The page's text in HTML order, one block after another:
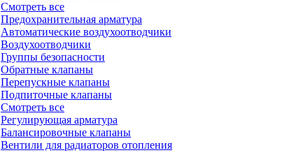
Смотреть все
Предохранительная арматура
Автоматические воздухоотводчики
Воздухоотводчики
Группы безопасности
Обратные клапаны
Перепускные клапаны
Подпиточные клапаны
Смотреть все
Регулирующая арматура
Балансировочные клапаны
Вентили для радиаторов отопления